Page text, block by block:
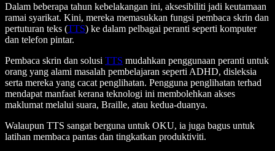
Dalam beberapa tahun kebelakangan ini, aksesibiliti jadi keutamaan
ramai syarikat. Kini, mereka memasukkan fungsi pembaca skrin dan
pertuturan teks (TTS) ke dalam pelbagai peranti seperti komputer
dan telefon pintar.
Pembaca skrin dan solusi TTS mudahkan penggunaan peranti untuk
orang yang alami masalah pembelajaran seperti ADHD, disleksia
serta mereka yang cacat penglihatan. Pengguna penglihatan terhad
mendapat manfaat kerana teknologi ini membolehkan akses
maklumat melalui suara, Braille, atau kedua-duanya.
Walaupun TTS sangat berguna untuk OKU, ia juga bagus untuk
latihan membaca pantas dan tingkatkan produktiviti.